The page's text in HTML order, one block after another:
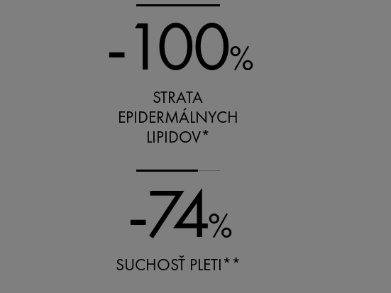
-100%
STRATA
EPIDERMÁLNYCH
LIPIDOV*
-74%
SUCHOSŤ PLETI**